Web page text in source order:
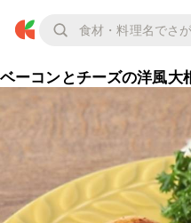
ベーコンとチーズの洋風大